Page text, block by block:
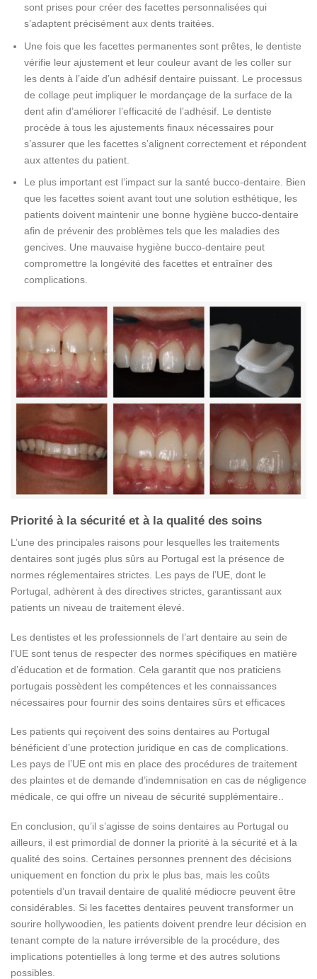
sont prises pour créer des facettes personnalisées qui
s’adaptent précisément aux dents traitées.
Une fois que les facettes permanentes sont prêtes, le dentiste
vérifie leur ajustement et leur couleur avant de les coller sur
les dents à l’aide d’un adhésif dentaire puissant. Le processus
de collage peut impliquer le mordançage de la surface de la
dent afin d’améliorer l’efficacité de l’adhésif. Le dentiste
procède à tous les ajustements finaux nécessaires pour
s’assurer que les facettes s’alignent correctement et répondent
aux attentes du patient.
Le plus important est l’impact sur la santé bucco-dentaire. Bien
que les facettes soient avant tout une solution esthétique, les
patients doivent maintenir une bonne hygiène bucco-dentaire
afin de prévenir des problèmes tels que les maladies des
gencives. Une mauvaise hygiène bucco-dentaire peut
compromettre la longévité des facettes et entraîner des
complications.
Priorité à la sécurité et à la qualité des soins
L’une des principales raisons pour lesquelles les traitements
dentaires sont jugés plus sûrs au Portugal est la présence de
normes réglementaires strictes. Les pays de l’UE, dont le
Portugal, adhèrent à des directives strictes, garantissant aux
patients un niveau de traitement élevé.
Les dentistes et les professionnels de l’art dentaire au sein de
l’UE sont tenus de respecter des normes spécifiques en matière
d’éducation et de formation. Cela garantit que nos praticiens
portugais possèdent les compétences et les connaissances
nécessaires pour fournir des soins dentaires sûrs et efficaces
Les patients qui reçoivent des soins dentaires au Portugal
bénéficient d’une protection juridique en cas de complications.
Les pays de l’UE ont mis en place des procédures de traitement
des plaintes et de demande d’indemnisation en cas de négligence
médicale, ce qui offre un niveau de sécurité supplémentaire..
En conclusion, qu’il s’agisse de soins dentaires au Portugal ou
ailleurs, il est primordial de donner la priorité à la sécurité et à la
qualité des soins. Certaines personnes prennent des décisions
uniquement en fonction du prix le plus bas, mais les coûts
potentiels d’un travail dentaire de qualité médiocre peuvent être
considérables. Si les facettes dentaires peuvent transformer un
sourire hollywoodien, les patients doivent prendre leur décision en
tenant compte de la nature irréversible de la procédure, des
implications potentielles à long terme et des autres solutions
possibles.